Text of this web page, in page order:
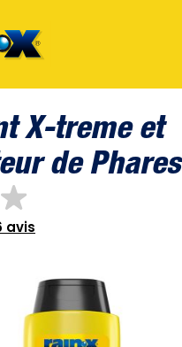
X-treme et
de Phares
avis